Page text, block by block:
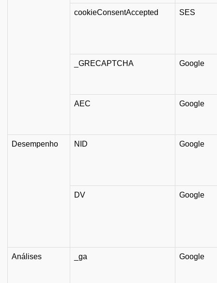
cookieConsentAccepted SES
_GRECAPTCHA Google
AEC Google
Desempenho NID Google
DV Google
Análises _ga Google